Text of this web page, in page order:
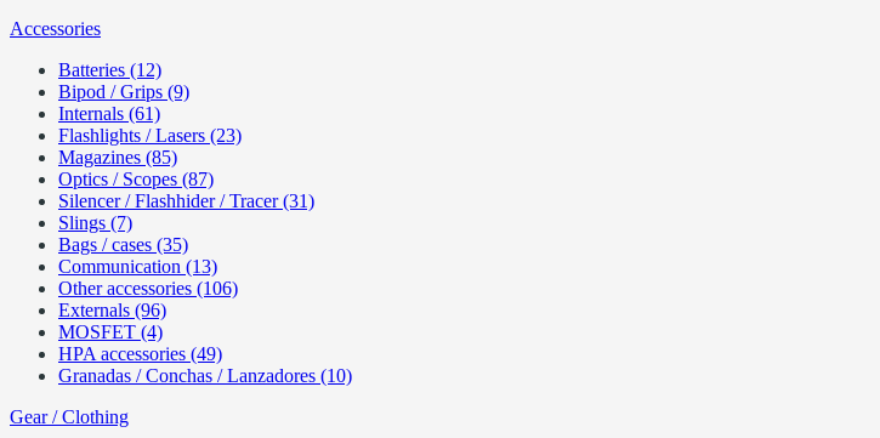
Accessories
Batteries (12)
Bipod / Grips (9)
Internals (61)
Flashlights / Lasers (23)
Magazines (85)
Optics / Scopes (87)
Silencer / Flashhider / Tracer (31)
Slings (7)
Bags / cases (35)
Communication (13)
Other accessories (106)
Externals (96)
MOSFET (4)
HPA accessories (49)
Granadas / Conchas / Lanzadores (10)
Gear / Clothing